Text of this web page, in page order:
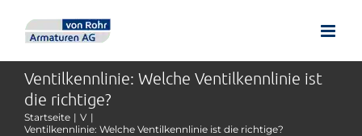
Inhalt
Ventilkennlinie: Welche Ventilkennlinie ist
die richtige?
Startseite
V
Ventilkennlinie: Welche Ventilkennlinie ist die richtige?